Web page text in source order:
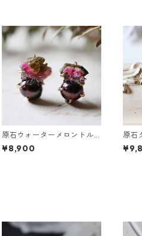
原石ウォーターメロントル
マリンとパールのピアス
¥8,900
原石
リン
ス